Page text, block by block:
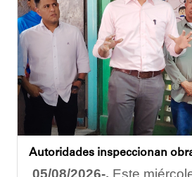
05/08/2026-. Este